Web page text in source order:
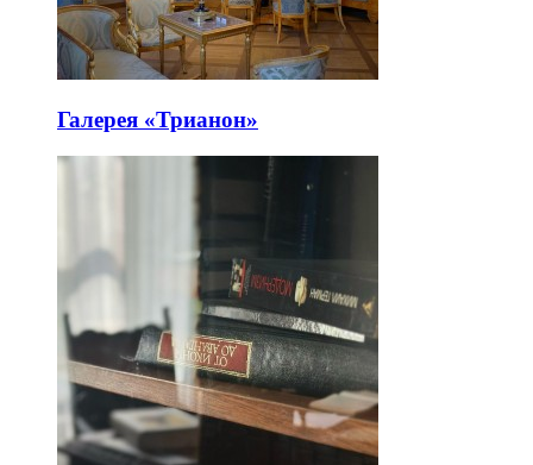
Галерея «Трианон»